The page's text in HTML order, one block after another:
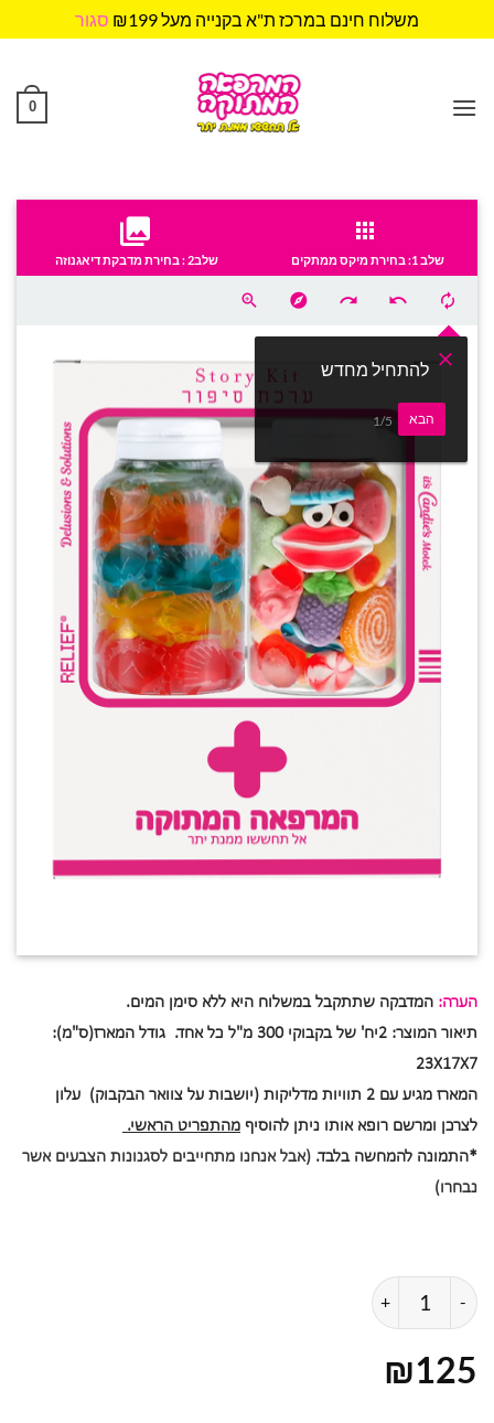
משלוח חינם במרכז ת"א בקנייה מעל ₪199
סגור
content
0
שלב 1: בחירת מיקס ממתקים שלב2 : בחירת מדבקת דיאגנוזה
הערה: המדבקה שתתקבל במשלוח היא ללא סימן המים.
תיאור המוצר: 2יח' של בקבוקי 300 מ"ל כל אחד. גודל המארז(ס"מ):
23X17X7
המארז מגיע עם 2 תוויות מדליקות (יושבות על צוואר הבקבוק) עלון
לצרכן ומרשם רופא אותו ניתן להוסיף מהתפריט הראשי.
*התמונה להמחשה בלבד. (אבל אנחנו מתחייבים לסגנונות הצבעים אשר
נבחרו)
כמות של ערכת סטורי צה"ל
₪125
להתחיל מחדש
הבא 1/5